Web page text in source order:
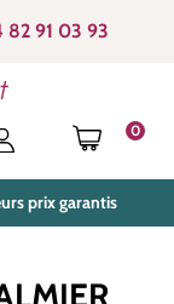
82 91 03 93
0
LE
prix garantis